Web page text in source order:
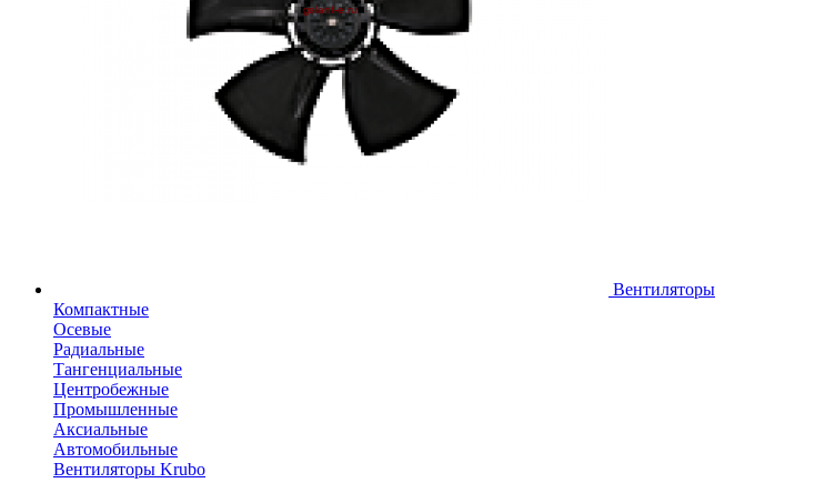
Вентиляторы
Компактные
Осевые
Радиальные
Тангенциальные
Центробежные
Промышленные
Аксиальные
Автомобильные
Вентиляторы Krubo